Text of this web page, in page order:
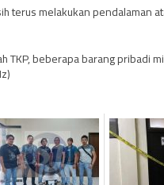
terus melakukan pendalaman
TKP, beberapa barang pribadi